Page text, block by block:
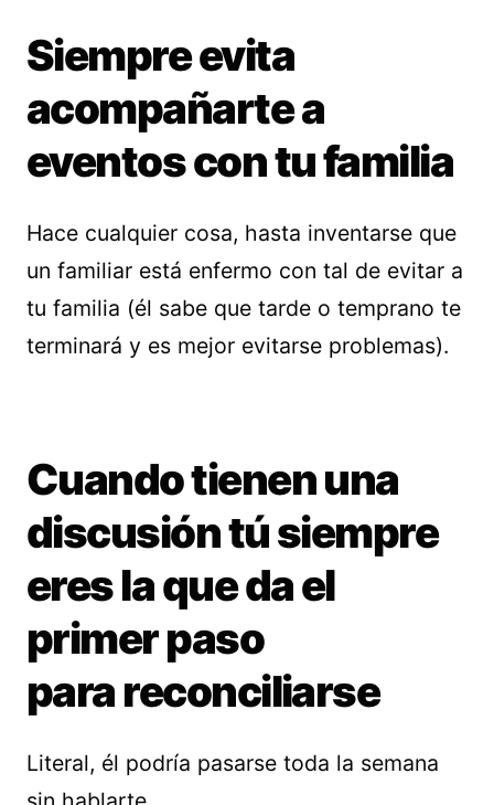
Siempre evita
acompañarte a
eventos con tu familia
Hace cualquier cosa, hasta inventarse que
un familiar está enfermo con tal de evitar a
tu familia (él sabe que tarde o temprano te
terminará y es mejor evitarse problemas).
Cuando tienen una
discusión tú siempre
eres la que da el
primer paso
para reconciliarse
Literal, él podría pasarse toda la semana